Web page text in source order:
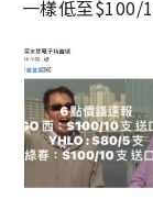
一樣低至$100/